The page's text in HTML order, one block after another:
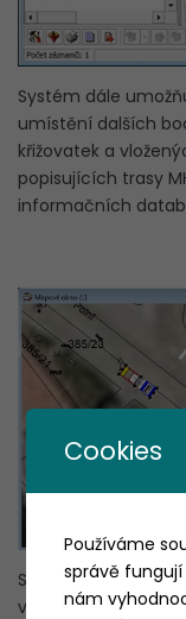
Systém dále
umístění dalších
křižovatek a
popisujících trasy
informačních
Systém rovněž
volbou zařazených
Cookies
Používáme
správě
nám